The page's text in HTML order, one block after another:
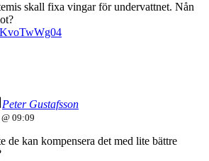
skall fixa vingar för undervattnet. Nån
Peter Gustafsson
09:09
de kan kompensera det med lite bättre